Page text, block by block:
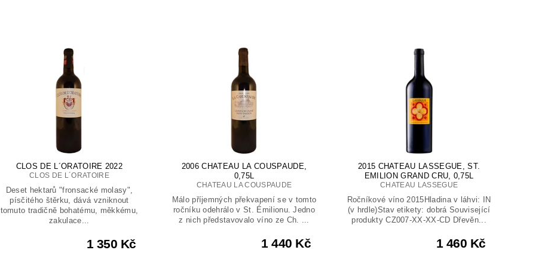
CLOS DE L´ORATOIRE 2022
CLOS DE L´ORATOIRE
Deset hektarů "fronsacké molasy",
písčitého štěrku, dává vzniknout
tomuto tradičně bohatému, měkkému,
zakulace...
1 350 Kč
2006 CHATEAU LA COUSPAUDE,
0,75L
CHATEAU LA COUSPAUDE
Málo příjemných překvapení se v tomto
ročníku odehrálo v St. Émilionu. Jedno
z nich představovalo víno ze Ch. ...
1 440 Kč
2015 CHATEAU LASSEGUE, ST.
EMILION GRAND CRU, 0,75L
CHATEAU LASSEGUE
Ročníkové víno 2015Hladina v láhvi: IN
(v hrdle)Stav etikety: dobrá Související
produkty CZ007-XX-XX-CD Dřevěn...
1 460 Kč